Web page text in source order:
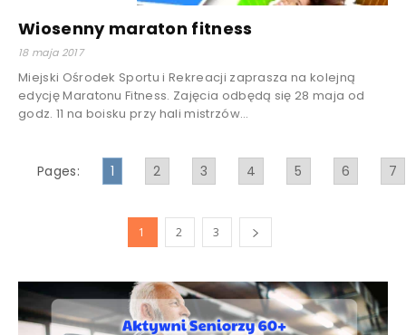
Wiosenny maraton fitness
18 maja 2017
Miejski Ośrodek Sportu i Rekreacji zaprasza na kolejną
edycję Maratonu Fitness. Zajęcia odbędą się 28 maja od
godz. 11 na boisku przy hali mistrzów...
Pages: 1 2 3 4 5 6 7
1 2 3